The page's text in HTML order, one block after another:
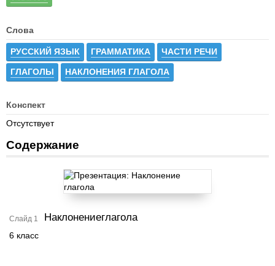
Слова
РУССКИЙ ЯЗЫК ГРАММАТИКА ЧАСТИ РЕЧИ
ГЛАГОЛЫ НАКЛОНЕНИЯ ГЛАГОЛА
Конспект
Отсутствует
Содержание
Слайд 1 Наклонениеглагола
6 класс